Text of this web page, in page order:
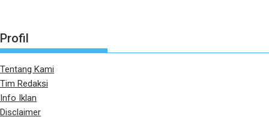
Profil
Tentang Kami
Tim Redaksi
Info Iklan
Disclaimer